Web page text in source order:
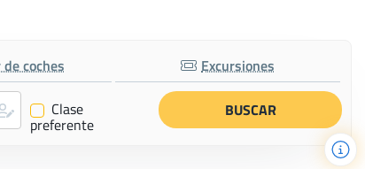
coches Excursiones
✔ Clase
preferente